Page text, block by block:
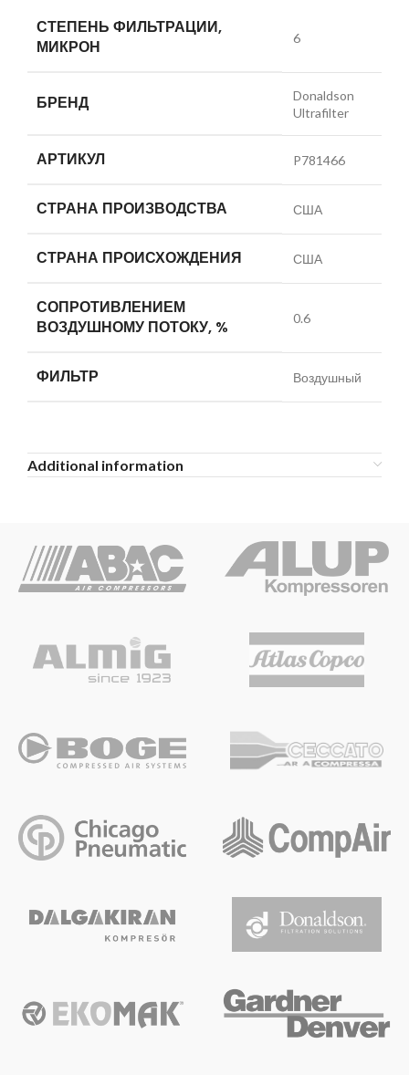
СТЕПЕНЬ ФИЛЬТРАЦИИ,
МИКРОН
6
БРЕНД
Donaldson
Ultrafilter
АРТИКУЛ P781466
СТРАНА ПРОИЗВОДСТВА США
СТРАНА ПРОИСХОЖДЕНИЯ США
СОПРОТИВЛЕНИЕМ
ВОЗДУШНОМУ ПОТОКУ, %
0.6
ФИЛЬТР Воздушный
Additional information